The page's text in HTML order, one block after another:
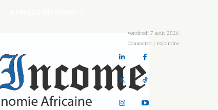
vendredi 7 août 2026
Connecter / rejoindre